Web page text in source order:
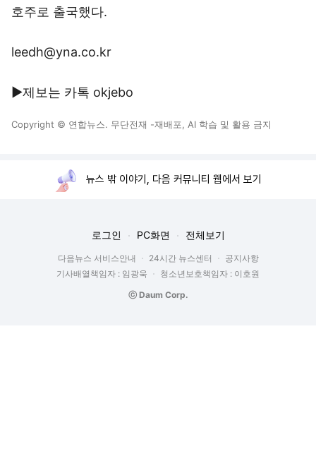
호주로 출국했다.
leedh@yna.co.kr
▶제보는 카톡 okjebo
Copyright © 연합뉴스. 무단전재 -재배포, AI 학습 및 활용 금지
뉴스 밖 이야기, 다음 커뮤니티 웹에서 보기
로그인 PC화면 전체보기
다음뉴스 서비스안내 24시간 뉴스센터
공지사항
기사배열책임자 : 임광욱
청소년보호책임자 : 이호원
ⓒ Daum Corp.